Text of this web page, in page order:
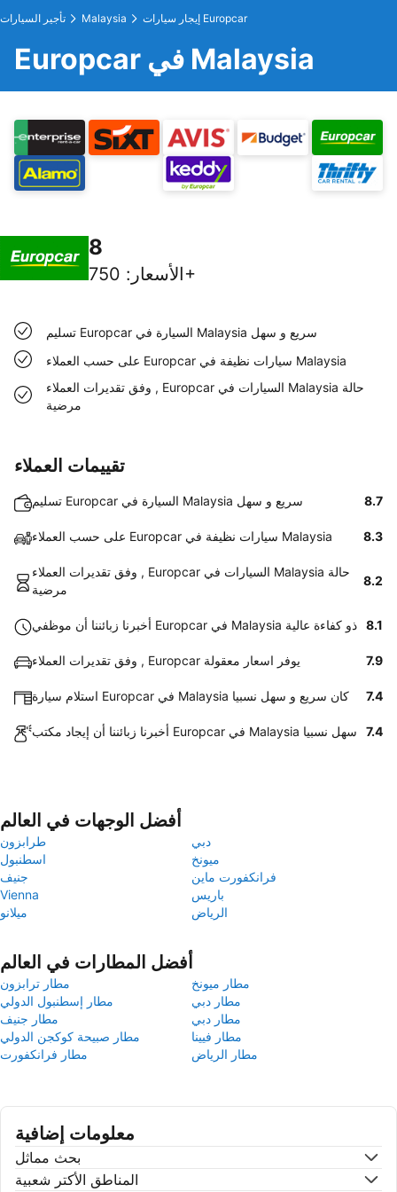
تأجير السيارات Malaysia إيجار سيارات Europcar
Europcar في Malaysia
8
الأسعار : 750+
تسليم Europcar السيارة في Malaysia سريع و سهل
على حسب العملاء Europcar سيارات نظيفة في Malaysia
وفق تقديرات العملاء , Europcar السيارات في Malaysia حالة
مرضية
تقييمات العملاء
تسليم Europcar السيارة في Malaysia سريع و سهل 8.7
على حسب العملاء Europcar سيارات نظيفة في Malaysia 8.3
وفق تقديرات العملاء , Europcar السيارات في Malaysia حالة
مرضية
8.2
أخبرنا زبائننا أن موظفي Europcar في Malaysia ذو كفاءة عالية 8.1
وفق تقديرات العملاء , Europcar يوفر اسعار معقولة 7.9
استلام سيارة Europcar في Malaysia كان سريع و سهل نسبيا 7.4
أخبرنا زبائننا أن إيجاد مكتب Europcar في Malaysia سهل نسبيا 7.4
أفضل الوجهات في العالم
طرابزون
دبي
اسطنبول
ميونخ
جنيف
فرانكفورت ماين
Vienna
باريس
ميلانو
الرياض
أفضل المطارات في العالم
مطار ترابزون
مطار ميونخ
مطار إسطنبول الدولي
مطار دبي
مطار جنيف
مطار دبي
مطار صبيحة كوكجن الدولي
مطار فيينا
مطار فرانكفورت
مطار الرياض
معلومات إضافية
بحث مماثل
المناطق الأكتر شعبية